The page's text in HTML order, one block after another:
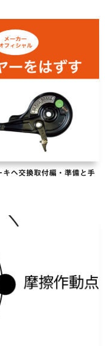
キヘ交換取付編・準備と手